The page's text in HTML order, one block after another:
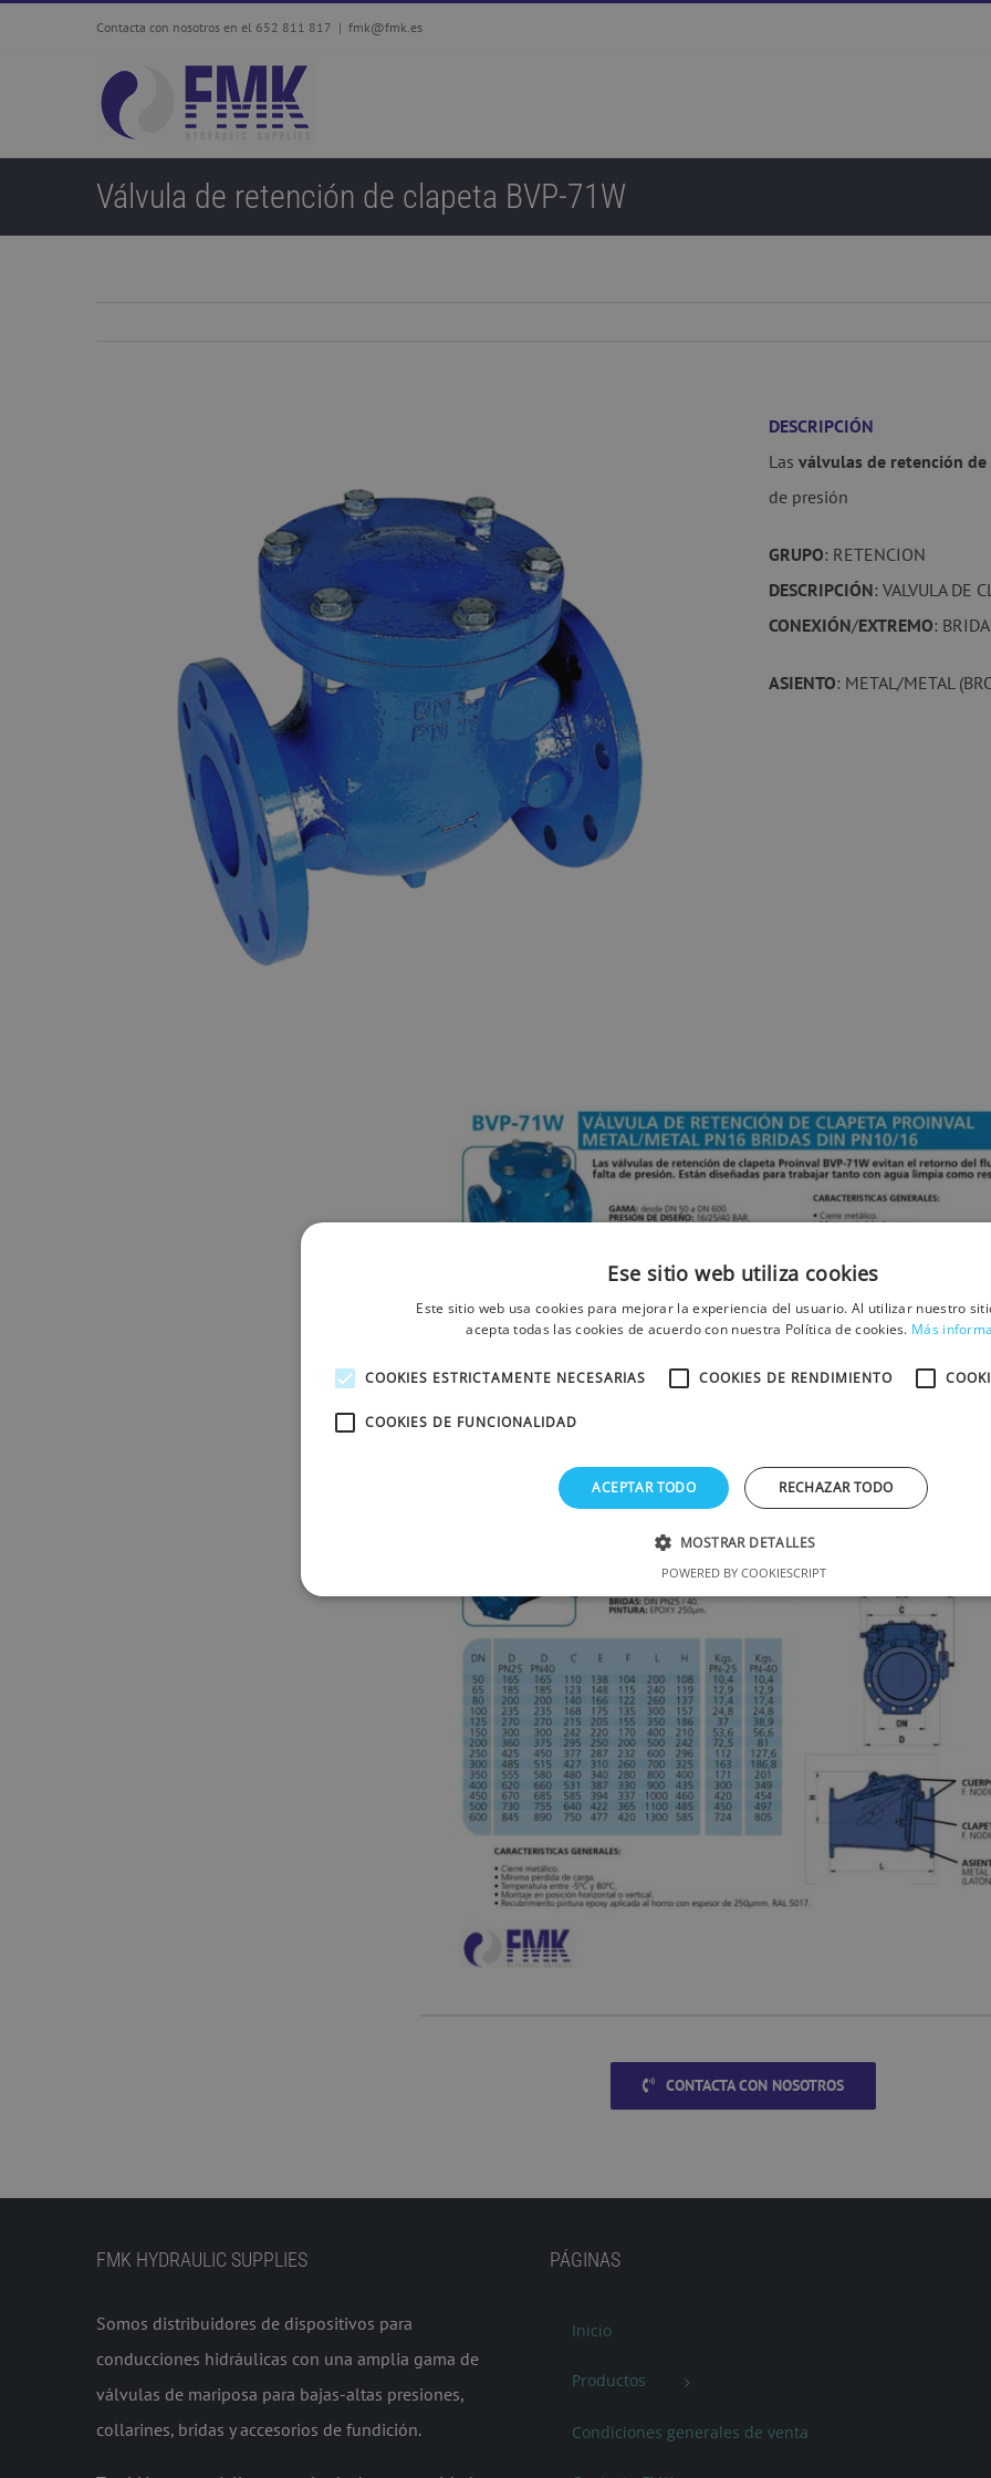
Contacta con nosotros en el 652 811 817 | fmk@fmk.es
Válvula de retención de clapeta BVP-71W
DESCRIPCIÓN
Lasválvulas de retención de
de presión
GRUPO: RETENCION
DESCRIPCIÓN: VALVULA DE
CONEXIÓN/EXTREMO:
ASIENTO: METAL/METAL
CONTACTA CON NOSOTROS
FMK HYDRAULIC SUPPLIES
Somos distribuidores de dispositivos para
conducciones hidráulicas con una amplia gama de
válvulas de mariposa para bajas-altas presiones,
collarines, bridas y accesorios de fundición.
PÁGINAS
Inicio
Productos
Condiciones generales de venta
Ese sitio web utiliza cookies
Este sitio web usa cookies para mejorar la experiencia del usuario. Al utilizar nuestro
acepta todas las cookies de acuerdo con nuestra Política de cookies. Más
COOKIES ESTRICTAMENTE NECESARIAS COOKIES DE RENDIMIENTO
COOKIES DE FUNCIONALIDAD
ACEPTAR TODO RECHAZAR TODO
MOSTRAR DETALLES
POWERED BY COOKIESCRIPT